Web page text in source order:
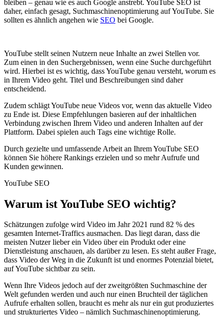
bleiben – genau wie es auch Google anstrebt. YouTube SEO ist
daher, einfach gesagt, Suchmaschinenoptimierung auf YouTube. Sie
sollten es ähnlich angehen wie SEO bei Google.
YouTube stellt seinen Nutzern neue Inhalte an zwei Stellen vor.
Zum einen in den Suchergebnissen, wenn eine Suche durchgeführt
wird. Hierbei ist es wichtig, dass YouTube genau versteht, worum es
in Ihrem Video geht. Titel und Beschreibungen sind daher
entscheidend.
Zudem schlägt YouTube neue Videos vor, wenn das aktuelle Video
zu Ende ist. Diese Empfehlungen basieren auf der inhaltlichen
Verbindung zwischen Ihrem Video und anderen Inhalten auf der
Plattform. Dabei spielen auch Tags eine wichtige Rolle.
Durch gezielte und umfassende Arbeit an Ihrem YouTube SEO
können Sie höhere Rankings erzielen und so mehr Aufrufe und
Kunden gewinnen.
YouTube SEO
Warum ist YouTube SEO wichtig?
Schätzungen zufolge wird Video im Jahr 2021 rund 82 % des
gesamten Internet-Traffics ausmachen. Das liegt daran, dass die
meisten Nutzer lieber ein Video über ein Produkt oder eine
Dienstleistung anschauen, als darüber zu lesen. Es steht außer Frage,
dass Video der Weg in die Zukunft ist und enormes Potenzial bietet,
auf YouTube sichtbar zu sein.
Wenn Ihre Videos jedoch auf der zweitgrößten Suchmaschine der
Welt gefunden werden und auch nur einen Bruchteil der täglichen
Aufrufe erhalten sollen, braucht es mehr als nur ein gut produziertes
und strukturiertes Video – nämlich Suchmaschinenoptimierung.